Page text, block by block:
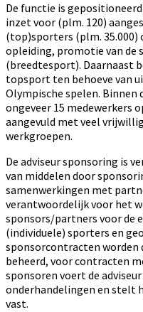
De functie is
inzet voor (plm. 120)
(top)sporters (plm. 35.000)
opleiding, promotie van
(breedtesport). Daarnaast
topsport ten behoeve van
Olympische spelen. Binnen
ongeveer 15 medewerkers
aangevuld met veel
werkgroepen.
De adviseur sponsoring is
van middelen door
samenwerkingen met
verantwoordelijk voor het
sponsors/partners voor de
(individuele) sporters en
sponsorcontracten worden
beheerd, voor contracten
sponsoren voert de
onderhandelingen en stelt
vast.